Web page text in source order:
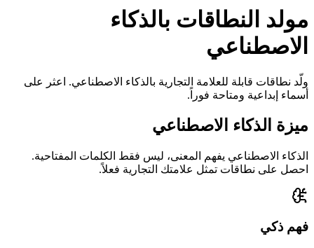
مولد النطاقات بالذكاء
الاصطناعي
ولّد نطاقات قابلة للعلامة التجارية بالذكاء الاصطناعي. اعثر على
أسماء إبداعية ومتاحة فوراً.
ميزة الذكاء الاصطناعي
الذكاء الاصطناعي يفهم المعنى، ليس فقط الكلمات المفتاحية.
احصل على نطاقات تمثل علامتك التجارية فعلاً.
فهم ذكي